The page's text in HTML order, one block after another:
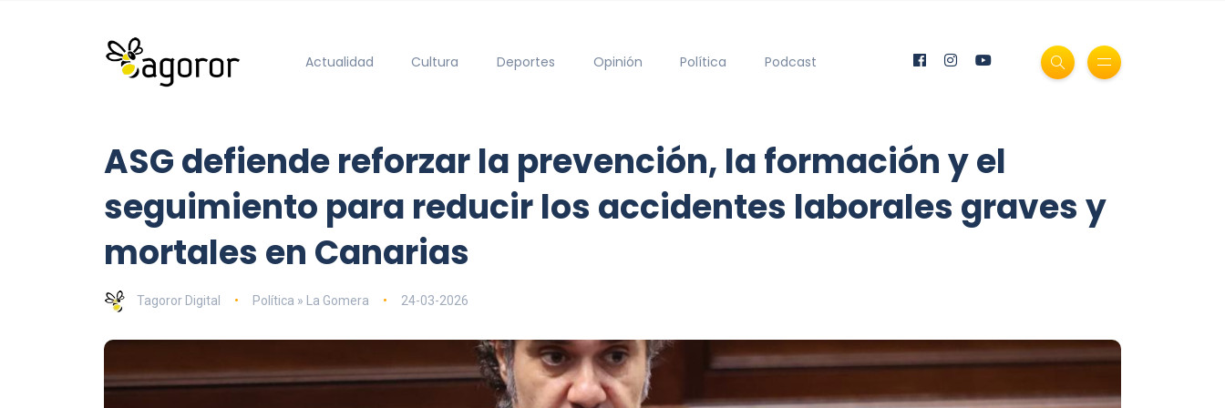
Actualidad Cultura Deportes Opinión Política Podcast
ASG defiende reforzar la prevención, la formación y el
seguimiento para reducir los accidentes laborales graves y
mortales en Canarias
Tagoror Digital Política » La Gomera 24-03-2026